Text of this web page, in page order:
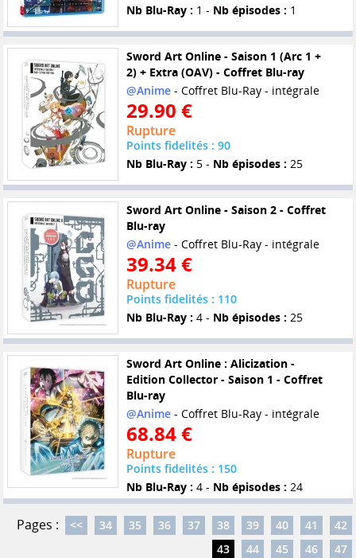
Nb Blu-Ray : 1 - Nb épisodes : 1
Sword Art Online - Saison 1 (Arc 1 +
2) + Extra (OAV) - Coffret Blu-ray
@Anime- Coffret Blu-Ray - intégrale
29.90 €
Rupture
Points fidelités : 90
Nb Blu-Ray : 5 - Nb épisodes : 25
Sword Art Online - Saison 2 - Coffret
Blu-ray
@Anime- Coffret Blu-Ray - intégrale
39.34 €
Rupture
Points fidelités : 110
Nb Blu-Ray : 4 - Nb épisodes : 25
Sword Art Online : Alicization -
Edition Collector - Saison 1 - Coffret
Blu-ray
@Anime- Coffret Blu-Ray - intégrale
68.84 €
Rupture
Points fidelités : 150
Nb Blu-Ray : 4 - Nb épisodes : 24
Pages : << 34 35 36 37 38 39 40 41
42
43
44 45 46 47